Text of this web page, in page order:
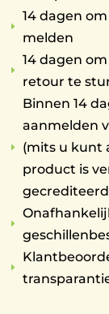
E
14 dagen
melden
E
14 dagen
retour te
E
Binnen 14
aanmelden
(mits u kunt
product is
gecrediteerd
E
E